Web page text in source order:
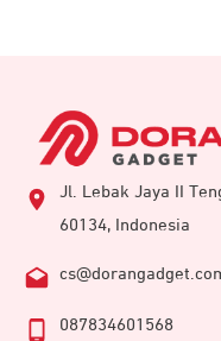
Jl. Lebak Jaya II
60134, Indonesia
087834601568